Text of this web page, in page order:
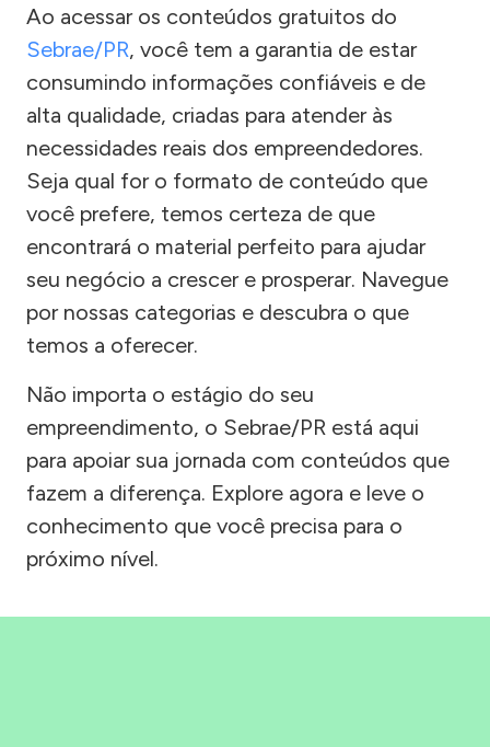
Ao acessar os conteúdos gratuitos do
Sebrae/PR, você tem a garantia de estar
consumindo informações confiáveis e de
alta qualidade, criadas para atender às
necessidades reais dos empreendedores.
Seja qual for o formato de conteúdo que
você prefere, temos certeza de que
encontrará o material perfeito para ajudar
seu negócio a crescer e prosperar. Navegue
por nossas categorias e descubra o que
temos a oferecer.
Não importa o estágio do seu
empreendimento, o Sebrae/PR está aqui
para apoiar sua jornada com conteúdos que
fazem a diferença. Explore agora e leve o
conhecimento que você precisa para o
próximo nível.